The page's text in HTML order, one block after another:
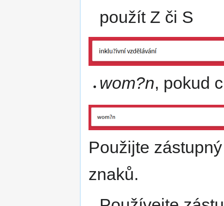
použít Z či S
wom?n, pokud
Použijte
znaků.